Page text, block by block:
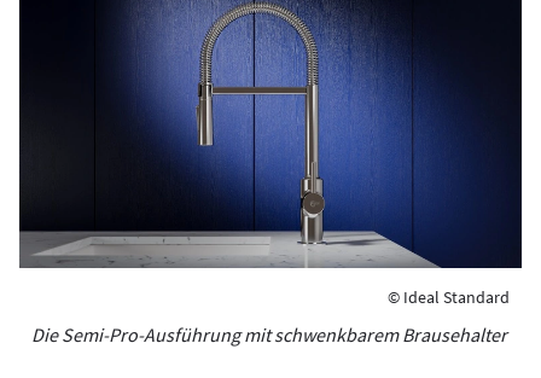
© Ideal Standard
Die Semi-Pro-Ausführung mit schwenkbarem Brausehalter